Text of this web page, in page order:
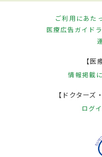
ご利用にあた
医療広告ガイド
【医
情報掲載
【ドクターズ
ログ